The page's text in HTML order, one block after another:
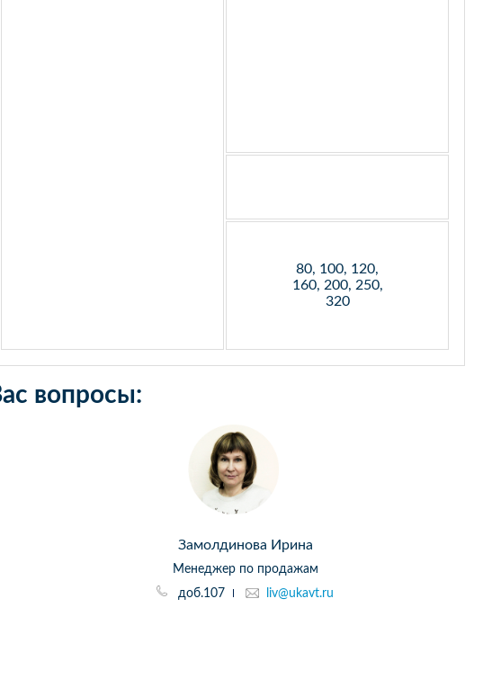
80, 100, 120,
160, 200, 250,
320
вопросы:
Замолдинова Ирина
Менеджер по продажам
доб.107
liv@ukavt.ru